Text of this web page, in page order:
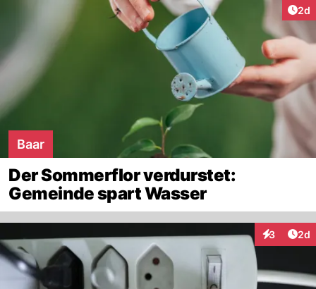
2d
Baar
Der Sommerflor verdurstet:
Gemeinde spart Wasser
3 2d